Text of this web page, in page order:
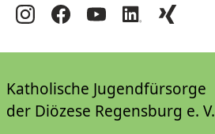
Katholische Jugendfürsorge
der Diözese Regensburg e. V.